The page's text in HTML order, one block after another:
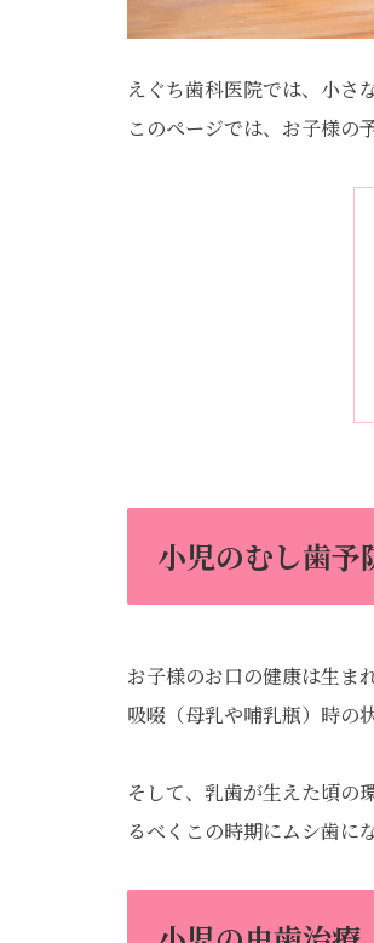
えぐち歯科医院では、小さ
このページでは、お子様の
小児のむし歯予
お子様のお口の健康は生ま
吸啜（母乳や哺乳瓶）時の
そして、乳歯が生えた頃の
るべくこの時期にムシ歯に